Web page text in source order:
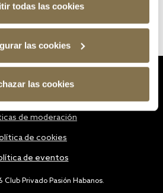
todas las cookies
las cookies
las cookies
Club Privado Pasión Habanos.
de moderación
de cookies
de eventos